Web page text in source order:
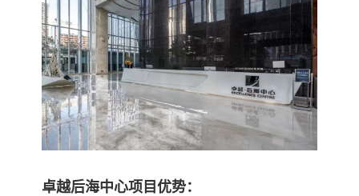
卓越后海中心项目优势：